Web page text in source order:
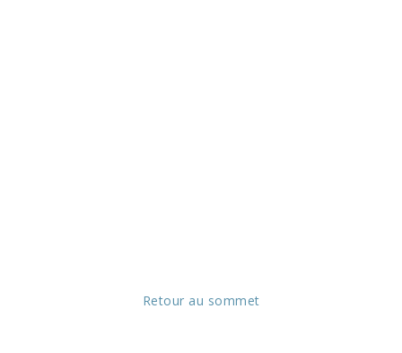
Retour au sommet